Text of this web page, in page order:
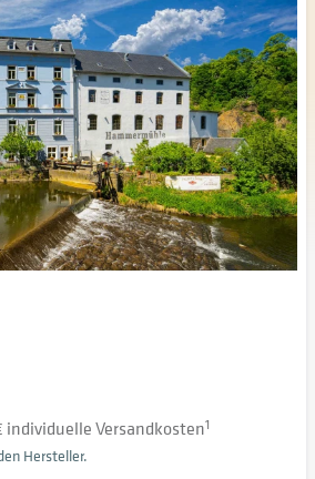
individuelle Versandkosten1
Hersteller.